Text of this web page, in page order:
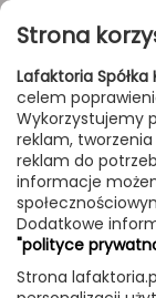
Przejdź do treści
Lampy
Gea
emotional
Strona
Lafaktoria
celem
Wykorzystujemy
reklam,
reklam do
informacje
Dodatkowe
"polityce
Strona